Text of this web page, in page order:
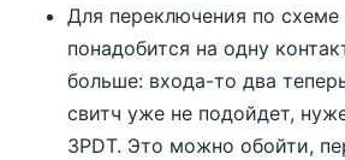
Для переключения по
понадобится на одну
больше: входа-то два
свитч уже не подойдет,
3PDT. Это можно обойти,